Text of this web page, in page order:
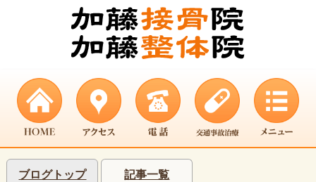
ブログトップ 記事一覧